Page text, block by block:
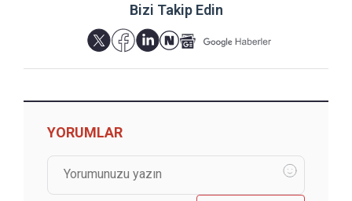
Bizi Takip Edin
YORUMLAR